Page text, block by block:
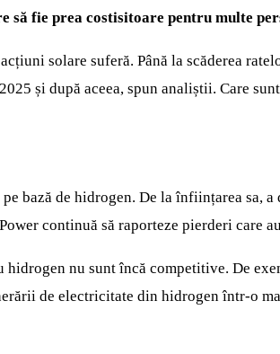
să fie prea costisitoare pentru multe
solare suferă. Până la scăderea
și după aceea, spun analiștii. Care
bază de hidrogen. De la înființarea sa,
continuă să raporteze pierderi
nu sunt încă competitive. De
de electricitate din hidrogen într-o